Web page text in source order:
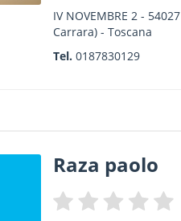
IV NOVEMBRE 2 - 54027
Carrara) -Toscana
Tel.0187830129
Raza paolo